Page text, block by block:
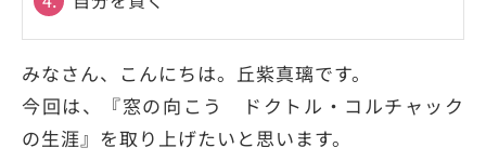
みなさん、こんにちは。丘紫真璃です。
今回は、『窓の向こう ドクトル・コルチャック
の生涯』を取り上げたいと思います。